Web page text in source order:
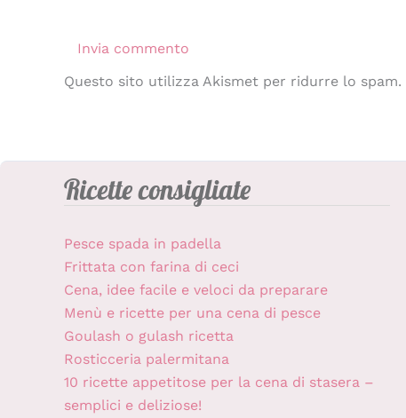
Questo sito utilizza Akismet per ridurre lo spam.
Ricette consigliate
Pesce spada in padella
Frittata con farina di ceci
Cena, idee facile e veloci da preparare
Menù e ricette per una cena di pesce
Goulash o gulash ricetta
Rosticceria palermitana
10 ricette appetitose per la cena di stasera –
semplici e deliziose!